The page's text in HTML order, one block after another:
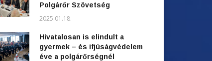
Polgárőr Szövetség
2025.01.18.
Hivatalosan is elindult a
gyermek – és ifjúságvédelem
éve a polgárőrségnél